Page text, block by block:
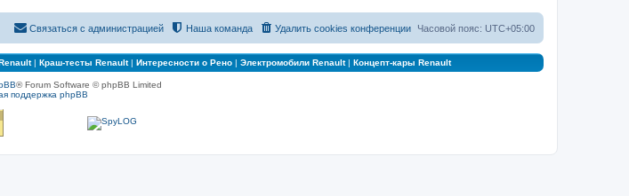
Часовой пояс: UTC+05:00
Удалить cookies конференции
Наша команда
Связаться с администрацией
| Краш-тесты Renault| Интересности о Рено| Электромобили Renault| Концепт-кары Renault
® Forum Software © phpBB Limited
поддержка phpBB